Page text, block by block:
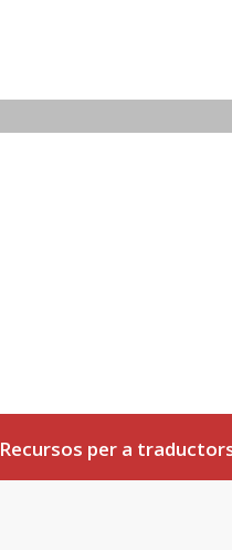
Recursos per a